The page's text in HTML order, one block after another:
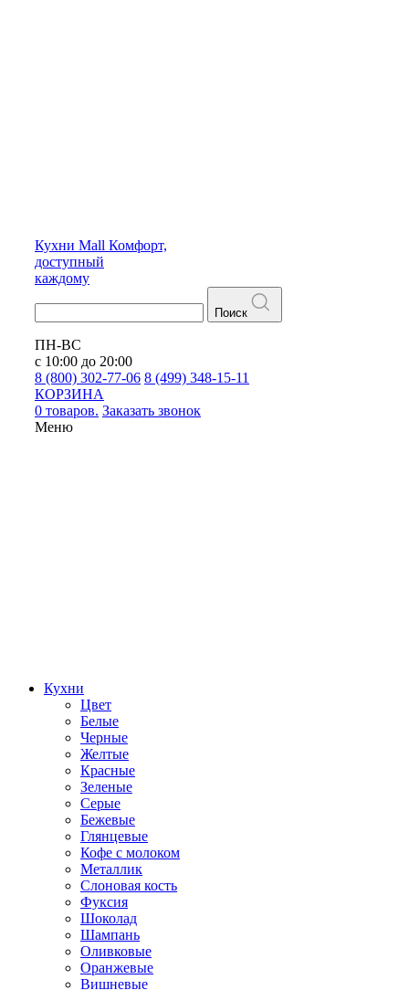
Кухни Mall Комфорт,
доступный
каждому
Поиск
ПН-ВС
с 10:00 до 20:00
8 (800) 302-77-06 8 (499) 348-15-11
КОРЗИНА
0 товаров. Заказать звонок
Меню
Кухни
Цвет
Белые
Черные
Желтые
Красные
Зеленые
Серые
Бежевые
Глянцевые
Кофе с молоком
Металлик
Слоновая кость
Фуксия
Шоколад
Шампань
Оливковые
Оранжевые
Вишневые